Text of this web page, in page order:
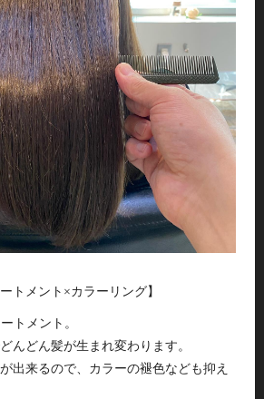
トメント×カラーリング】
トメント。
んどん髪が生まれ変わります。
出来るので、カラーの褪色なども抑え